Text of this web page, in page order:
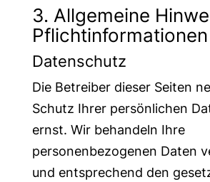
3. Allgemeine
Pflicht­informationen
Datenschutz
Die Betreiber dieser Seiten
Schutz Ihrer persönlichen
ernst. Wir behandeln Ihre
personenbezogenen Daten
und entsprechend den